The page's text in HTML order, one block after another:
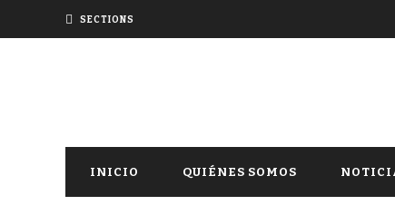
SECTIONS
INICIO QUIÉNES SOMOS